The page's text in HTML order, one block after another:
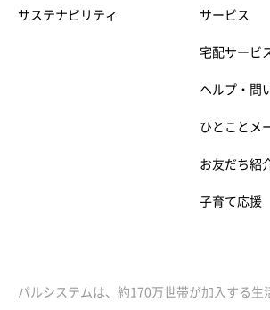
サステナビリティ サービス
宅配サービ
ヘルプ・問
ひとことメ
お友だち紹
子育て応援
パルシステムは、約170万世帯が加入する生